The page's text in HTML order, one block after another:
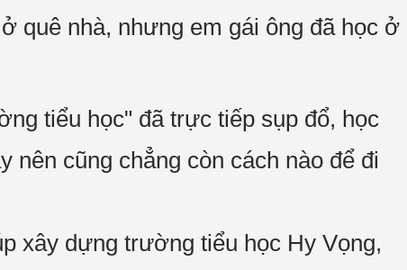
quê nhà, nhưng em gái ông đã học ở
tiểu học" đã trực tiếp sụp đổ, học
nên cũng chẳng còn cách nào để đi
xây dựng trường tiểu học Hy Vọng,